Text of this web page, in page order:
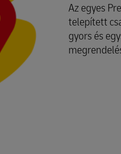
Az egyes
telepített
gyors és